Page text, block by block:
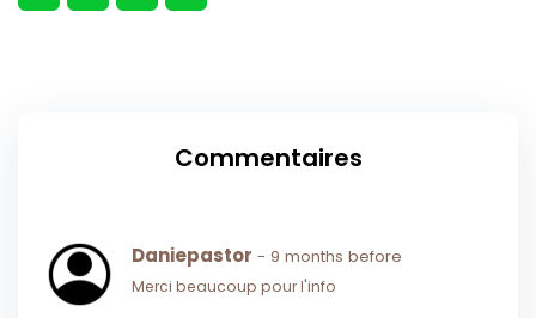
Commentaires
Daniepastor - 9 months before
Merci beaucoup pour l'info